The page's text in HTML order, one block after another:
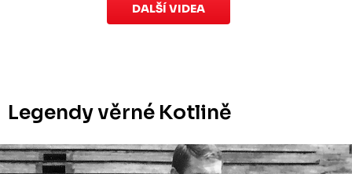
DALŠÍ VIDEA
Legendy věrné Kotlině